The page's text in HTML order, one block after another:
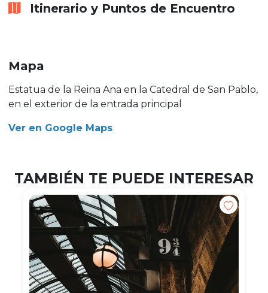
Itinerario y Puntos de Encuentro
Mapa
Estatua de la Reina Ana en la Catedral de San Pablo,
en el exterior de la entrada principal
Ver en Google Maps
TAMBIÉN TE PUEDE INTERESAR